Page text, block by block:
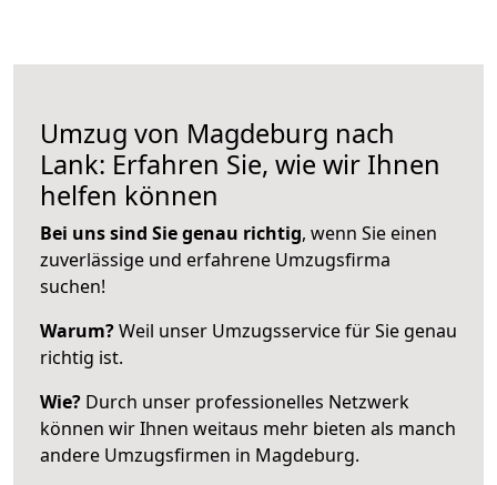
Umzug von Magdeburg nach
Lank: Erfahren Sie, wie wir Ihnen
helfen können
Bei uns sind Sie genau richtig, wenn Sie einen
zuverlässige und erfahrene Umzugsfirma
suchen!
Warum?Weil unser Umzugsservice für Sie genau
richtig ist.
Wie? Durch unser professionelles Netzwerk
können wir Ihnen weitaus mehr bieten als manch
andere Umzugsfirmen in Magdeburg.